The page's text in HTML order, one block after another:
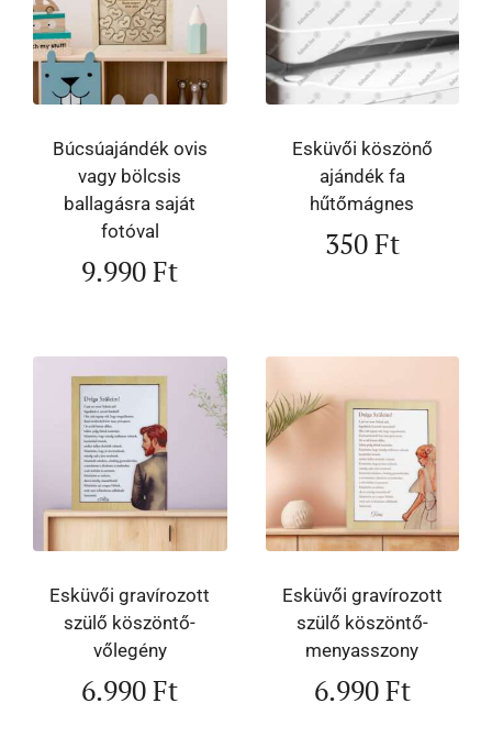
Búcsúajándék ovis
vagy bölcsis
ballagásra saját
fotóval
9.990Ft
Esküvői köszönő
ajándék fa
hűtőmágnes
350Ft
Esküvői gravírozott
szülő köszöntő-
vőlegény
6.990Ft
Esküvői gravírozott
szülő köszöntő-
menyasszony
6.990Ft